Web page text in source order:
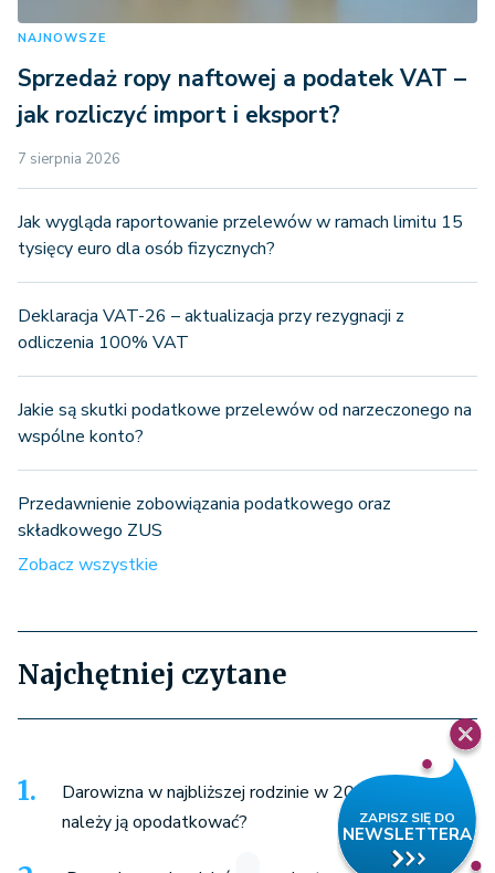
NAJNOWSZE
Sprzedaż ropy naftowej a podatek VAT –
jak rozliczyć import i eksport?
7 sierpnia 2026
Jak wygląda raportowanie przelewów w ramach limitu 15
tysięcy euro dla osób fizycznych?
Deklaracja VAT-26 – aktualizacja przy rezygnacji z
odliczenia 100% VAT
Jakie są skutki podatkowe przelewów od narzeczonego na
wspólne konto?
Przedawnienie zobowiązania podatkowego oraz
składkowego ZUS
Zobacz wszystkie
Najchętniej czytane
Darowizna w najbliższej rodzinie w 2026 roku - czy
należy ją opodatkować?